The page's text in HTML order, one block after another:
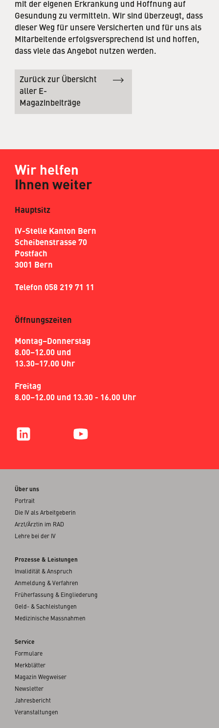
mit der eigenen Erkrankung und Hoffnung auf
Gesundung zu vermitteln. Wir sind überzeugt, dass
dieser Weg für unsere Versicherten und für uns als
Mitarbeitende erfolgsversprechend ist und hoffen,
dass viele das Angebot nutzen werden.
Zurück zur Übersicht
aller E-
Magazinbeiträge
Wir helfen
Ihnen weiter
Hauptsitz
IV-Stelle Kanton Bern
Scheibenstrasse 70
Postfach
3001 Bern
Telefon 058 219 71 11
Öffnungszeiten
Montag–Donnerstag
8.00–12.00 und
13.30–17.00 Uhr
Freitag
8.00–12.00 und 13.30 - 16.00 Uhr
Über uns
Portrait
Die IV als Arbeitgeberin
Arzt/Ärztin im RAD
Lehre bei der IV
Prozesse & Leistungen
Invalidität & Anspruch
Anmeldung & Verfahren
Früherfassung & Eingliederung
Geld- & Sachleistungen
Medizinische Massnahmen
Service
Formulare
Merkblätter
Magazin Wegweiser
Newsletter
Jahresbericht
Veranstaltungen